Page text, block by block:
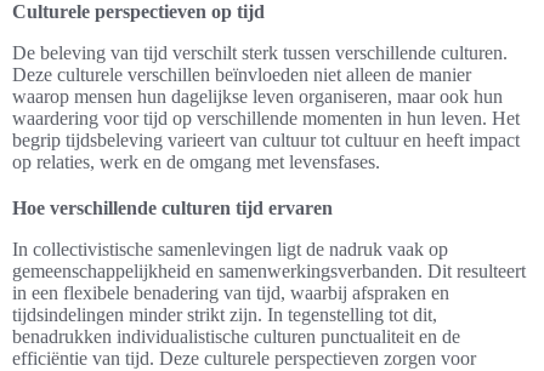
Culturele perspectieven op tijd
De beleving van tijd verschilt sterk tussen verschillende culturen.
Deze culturele verschillen beïnvloeden niet alleen de manier
waarop mensen hun dagelijkse leven organiseren, maar ook hun
waardering voor tijd op verschillende momenten in hun leven. Het
begrip tijdsbeleving varieert van cultuur tot cultuur en heeft impact
op relaties, werk en de omgang met levensfases.
Hoe verschillende culturen tijd ervaren
In collectivistische samenlevingen ligt de nadruk vaak op
gemeenschappelijkheid en samenwerkingsverbanden. Dit resulteert
in een flexibele benadering van tijd, waarbij afspraken en
tijdsindelingen minder strikt zijn. In tegenstelling tot dit,
benadrukken individualistische culturen punctualiteit en de
efficiëntie van tijd. Deze culturele perspectieven zorgen voor